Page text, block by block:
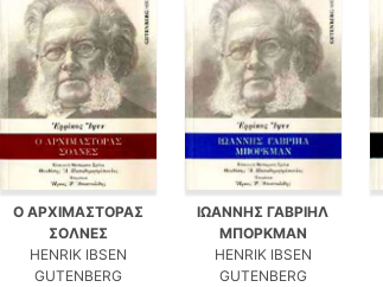
Ο ΑΡΧΙΜΑΣΤΟΡΑΣ
ΣΟΛΝΕΣ
HENRIK IBSEN
GUTENBERG
ΙΩΑΝΝΗΣ ΓΑΒΡΙΗΛ
ΜΠΟΡΚΜΑΝ
HENRIK IBSEN
GUTENBERG